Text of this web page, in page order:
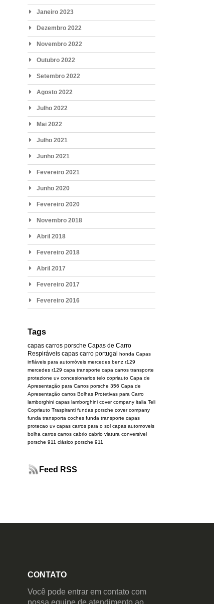
Janeiro 2023
Dezembro 2022
Novembro 2022
Outubro 2022
Setembro 2022
Agosto 2022
Julho 2022
Mai 2022
Julho 2021
Junho 2021
Fevereiro 2021
Junho 2020
Fevereiro 2020
Novembro 2018
Abril 2018
Fevereiro 2018
Abril 2017
Fevereiro 2017
Fevereiro 2016
Tags
capas carros porsche Capas de Carro
Respiráveis capas carro portugal honda Capas
infláveis para automóveis mercedes benz r129
mercedes r129 capa transporte capa carros transporte
protezione uv concesionarios telo copriauto Capa de
Apresentação para Carros porsche 356 Capa de
Apresentação carros Bolhas Protetivas para Carro
lamborghini capas lamborghini cover company italia Teli
Copriauto Traspiranti fundas porsche cover company
funda transporta coches funda transporte capas
protecao uv capas carros para o sol capas automoveis
bolha carros carros cabrio cabrio viatura conversivel
porsche 911 clásico porsche 911
Feed RSS
CONTATO
Você pode entrar em contato com
nossa equipe de atendimento ao